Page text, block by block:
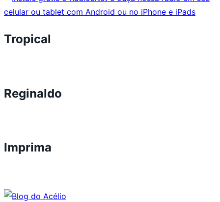
Tropical
Reginaldo
Imprima